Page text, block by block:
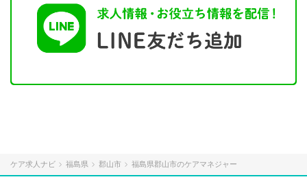
ケア求人ナビ 福島県 郡山市 福島県郡山市のケアマネジャー